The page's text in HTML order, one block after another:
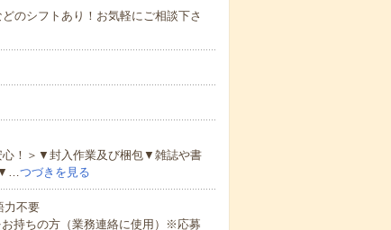
のシフトあり！お気軽にご相談下さ
心！＞▼封入作業及び梱包▼雑誌や書
つづきを見る
力不要
持ちの方（業務連絡に使用）※応募